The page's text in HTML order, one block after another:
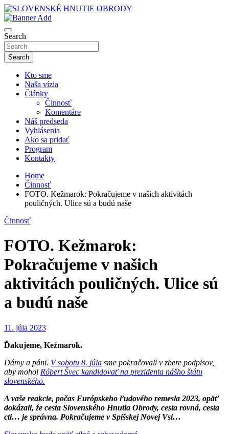
Skip
to
content
SLOVENSKÉ HNUTIE OBRODY
Search
Search
Kto sme
Naša vízia
Články
Činnosť
Komentáre
Náš predseda
Vyhlásenia
Ako sa pridať
Program
Kontakty
Home
Činnosť
FOTO. Kežmarok: Pokračujeme v našich aktivitách
pouličných. Ulice sú a budú naše
Činnosť
FOTO. Kežmarok:
Pokračujeme v našich
aktivitách pouličných. Ulice sú
a budú naše
11. júla 2023
Ďakujeme, Kežmarok.
Dámy a páni. V sobotu 8. júla sme pokračovali v zbere podpisov,
aby mohol Róbert Švec kandidovať na prezidenta nášho štátu
slovenského.
A vaše reakcie, počas Európskeho ľudového remesla 2023, opäť
dokázali, že cesta Slovenského Hnutia Obrody, cesta rovná, cesta
cti… je správna. Pokračujeme v Spišskej Novej Vsi…